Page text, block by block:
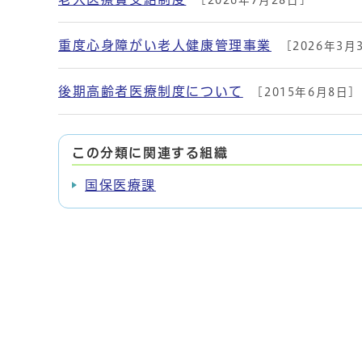
メインメニュー
重度心身障がい老人健康管理事業 [2026年3月
後期高齢者医療制度について [2015年6月8日]
この分類に関連する組織
国保医療課